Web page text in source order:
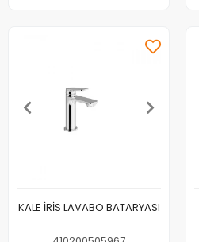
KALE İRİS LAVABO BATARYASI